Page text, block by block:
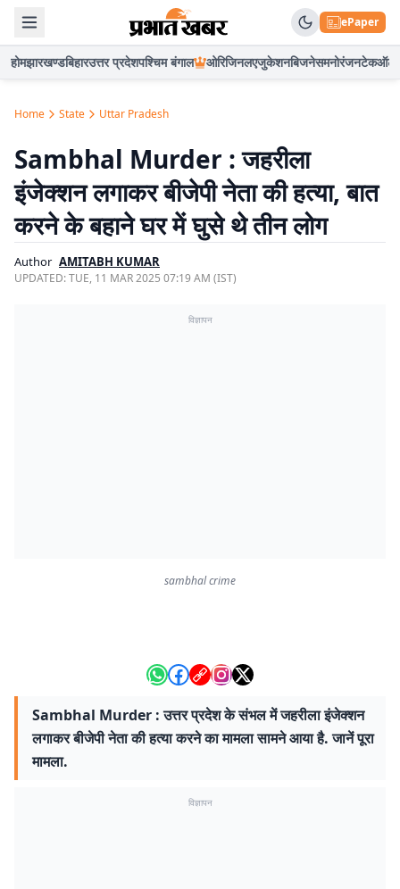
ePaper
होमझारखण्डबिहारउत्तर प्रदेशपश्चिम बंगाल ओरिजिनलएजुकेशनबिजनेसमनोरंजनटेकऑटो
Home State Uttar Pradesh
Sambhal Murder : जहरीला
इंजेक्शन लगाकर बीजेपी नेता की हत्या, बात
करने के बहाने घर में घुसे थे तीन लोग
Author AMITABH KUMAR
UPDATED:TUE, 11 MAR 2025 07:19 AM (IST)
विज्ञापन
sambhal crime
Sambhal Murder : उत्तर प्रदेश के संभल में जहरीला इंजेक्शन
लगाकर बीजेपी नेता की हत्या करने का मामला सामने आया है. जानें पूरा
मामला.
विज्ञापन